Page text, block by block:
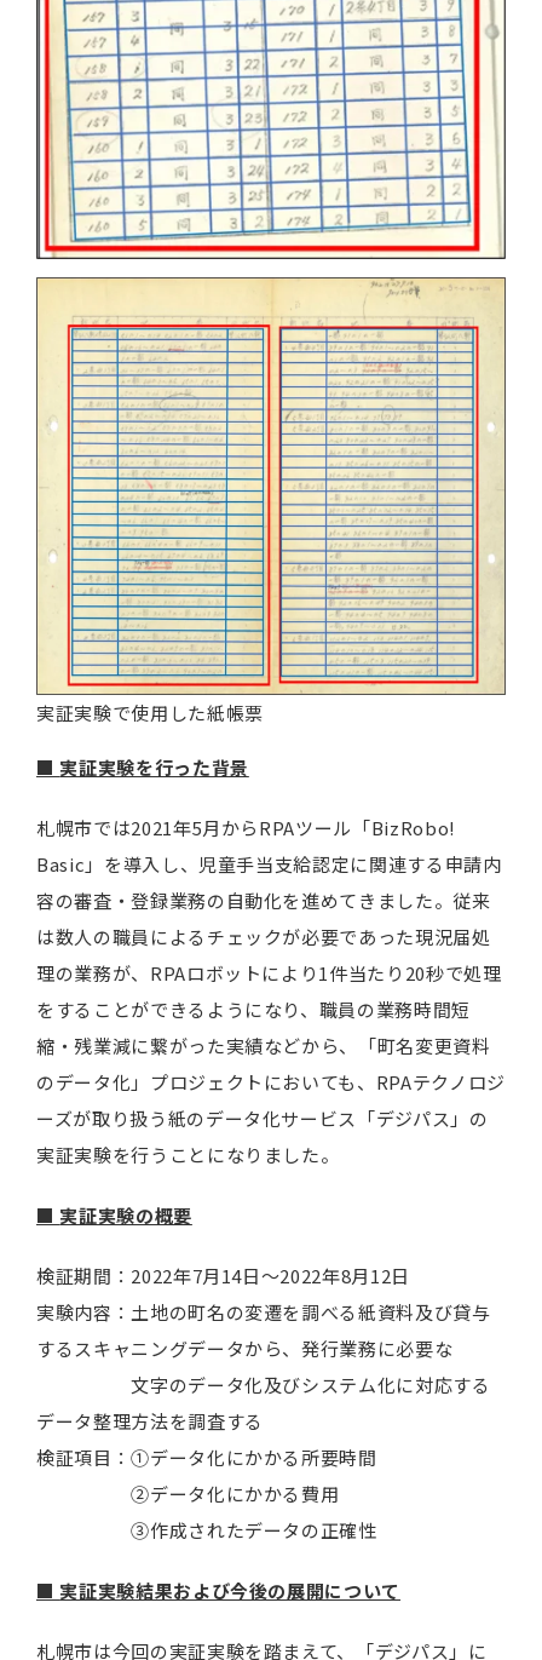
実証実験で使用した紙帳票
■ 実証実験を行った背景
札幌市では2021年5月からRPAツール「BizRobo!
Basic」を導入し、児童手当支給認定に関連する申請内
容の審査・登録業務の自動化を進めてきました。従来
は数人の職員によるチェックが必要であった現況届処
理の業務が、RPAロボットにより1件当たり20秒で処理
をすることができるようになり、職員の業務時間短
縮・残業減に繋がった実績などから、「町名変更資料
のデータ化」プロジェクトにおいても、RPAテクノロジ
ーズが取り扱う紙のデータ化サービス「デジパス」の
実証実験を行うことになりました。
■ 実証実験の概要
検証期間：2022年7月14日～2022年8月12日
実験内容：土地の町名の変遷を調べる紙資料及び貸与
するスキャニングデータから、発行業務に必要な
文字のデータ化及びシステム化に対応する
データ整理方法を調査する
検証項目：①データ化にかかる所要時間
②データ化にかかる費用
③作成されたデータの正確性
■ 実証実験結果および今後の展開について
札幌市は今回の実証実験を踏まえて、「デジパス」に